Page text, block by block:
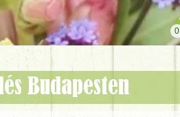
Budapesten
0